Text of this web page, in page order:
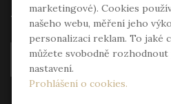
Sociální sítě
marketingové). Cookies
našeho webu, měření jeho
personalizaci reklam. To jaké
můžete svobodně
nastavení.
Prohlášení o cookies.